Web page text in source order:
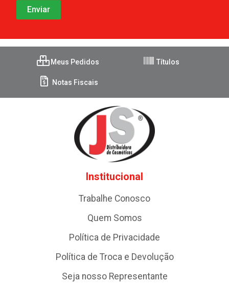
Meus Pedidos Títulos
Notas Fiscais
Institucional
Trabalhe Conosco
Quem Somos
Política de Privacidade
Política de Troca e Devolução
Seja nosso Representante